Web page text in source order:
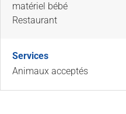
matériel bébé
Restaurant
Services
Animaux acceptés